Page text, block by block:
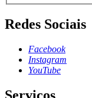
Redes Sociais
Facebook
Instagram
YouTube
Serviços